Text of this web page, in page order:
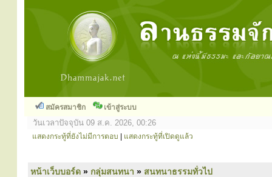
สมัครสมาชิก เข้าสู่ระบบ
วันเวลาปัจจุบัน 09 ส.ค. 2026, 00:26
แสดงกระทู้ที่ยังไม่มีการตอบ แสดงกระทู้ที่เปิดดูแล้ว
หน้าเว็บบอร์ด » กลุ่มสนทนา » สนทนาธรรมทั่วไป